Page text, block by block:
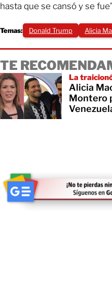
hasta que se cansó y se
Temas: Donald Trump Alicia
TE
La
Alicia
Montero